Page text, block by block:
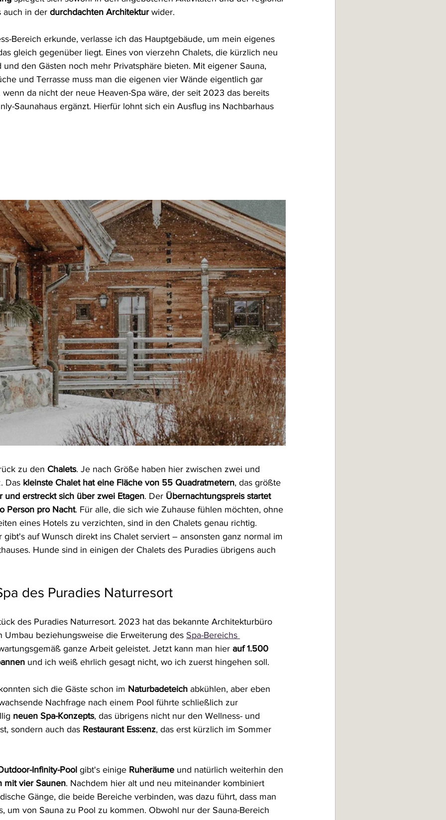
auch in der durchdachten Architektur wider.
Bereich erkunde, verlasse ich das Hauptgebäude, um mein eigenes
gleich gegenüber liegt. Eines von vierzehn Chalets, die kürzlich neu
den Gästen noch mehr Privatsphäre bieten. Mit eigener Sauna,
und Terrasse muss man die eigenen vier Wände eigentlich gar
da nicht der neue Heaven-Spa wäre, der seit 2023 das bereits
Saunahaus ergänzt. Hierfür lohnt sich ein Ausflug ins Nachbarhaus
zu den Chalets. Je nach Größe haben hier zwischen zwei und
Das kleinste Chalet hat eine Fläche von 55 Quadratmetern, das größte
und erstreckt sich über zwei Etagen. Der Übernachtungspreis startet
Person pro Nacht. Für alle, die sich wie Zuhause fühlen möchten, ohne
eines Hotels zu verzichten, sind in den Chalets genau richtig.
gibt's auf Wunsch direkt ins Chalet serviert – ansonsten ganz normal im
Hunde sind in einigen der Chalets des Puradies übrigens auch
des Puradies Naturresort
des Puradies Naturresort. 2023 hat das bekannte Architekturbüro
Umbau beziehungsweise die Erweiterung des Spa-Bereichs
ganze Arbeit geleistet. Jetzt kann man hier auf 1.500
und ich weiß ehrlich gesagt nicht, wo ich zuerst hingehen soll.
sich die Gäste schon im Naturbadeteich abkühlen, aber eben
Nachfrage nach einem Pool führte schließlich zur
neuen Spa-Konzepts, das übrigens nicht nur den Wellness- und
sondern auch das Restaurant Ess:enz, das erst kürzlich im Sommer
Infinity-Pool gibt's einige Ruheräume und natürlich weiterhin den
mit vier Saunen. Nachdem hier alt und neu miteinander kombiniert
Gänge, die beide Bereiche verbinden, was dazu führt, dass man
um von Sauna zu Pool zu kommen. Obwohl nur der Sauna-Bereich